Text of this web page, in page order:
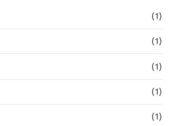
(1)
(1)
(1)
(1)
(1)